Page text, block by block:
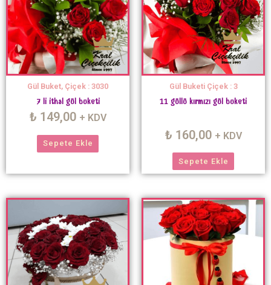
Gül Buket, Çiçek : 3030
7 li ithal gül buketi
₺ 149,00 + KDV
Sepete Ekle
Gül Buketi Çiçek : 3
11 güllü kırmızı gül buketi
₺ 160,00 + KDV
Sepete Ekle